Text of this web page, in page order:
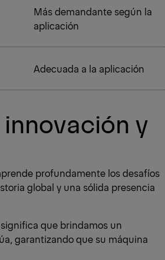
Más demandante según la
aplicación
Adecuada a la aplicación
innovación y
profundamente los desafíos
global y una sólida presencia
que brindamos un
garantizando que su máquina